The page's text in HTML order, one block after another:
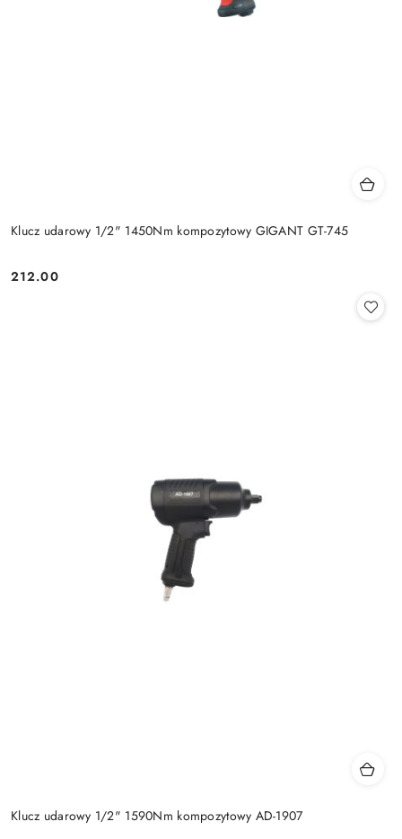
Klucz udarowy 1/2" 1450Nm kompozytowy GIGANT GT-745
Cena:
212.00
Klucz udarowy 1/2" 1590Nm kompozytowy AD-1907